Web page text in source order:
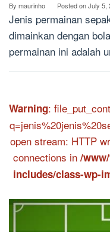
By maurinho Posted onJuly 5,
Jenis permainan
dimainkan dengan
permainan ini adalah
Warning:
open stream: HTTP
connections in /
includes/class-wp-